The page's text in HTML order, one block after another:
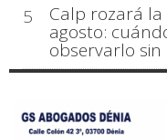
5
Calp rozará
agosto:
observarlo sin